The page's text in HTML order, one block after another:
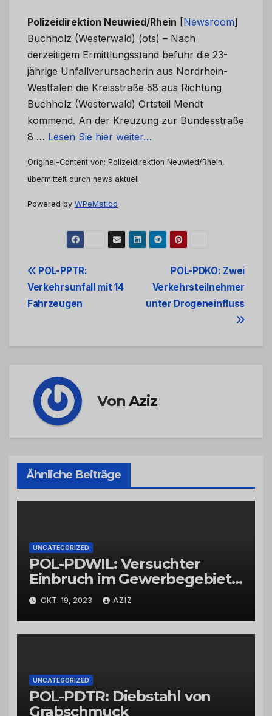
Polizeidirektion Neuwied/Rhein [Newsroom]
Buchholz (Westerwald) (ots) – Nach
derzeitigem Ermittlungsstand befuhr die 23-
jährige Unfallverursacherin aus Nordrhein-
Westfalen die Kreisstraße 58 aus Richtung
Buchholz (Westerwald) Ortsteil Mendt
kommend. An der Kreuzung zur Bundesstraße
8 … Lesen Sie hier weiter…
Original-Content von: Polizeidirektion Neuwied/Rhein,
übermittelt durch news aktuell
Powered by WPeMatico
Beitrags-
Navigation
POL-PDKO: Zwei
Verkehrsteilnehmer
unter Drogeneinfluss
POL-PPTR:
Verkehrsunfall mit 14
Fahrzeugen
VonAziz
Ähnliche Beiträge
UNCATEGORIZED
POL-PDWIL: Versuchter
Einbruch im Gewerbegebiet
Wittlich
OKT. 19, 2023 AZIZ
UNCATEGORIZED
POL-PDTR: Diebstahl von
Grabschmuck